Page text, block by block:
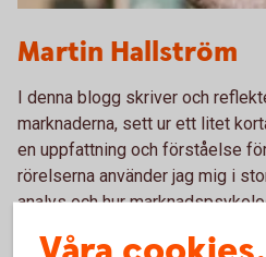
Martin Hallström
I denna blogg skriver och
marknaderna, sett ur ett litet
en uppfattning och förståelse
rörelserna använder jag mig i
analys och hur